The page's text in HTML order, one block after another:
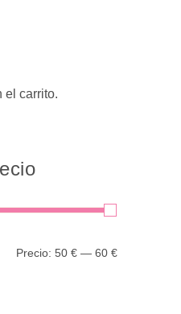
el carrito.
Precio: 50 € — 60 €